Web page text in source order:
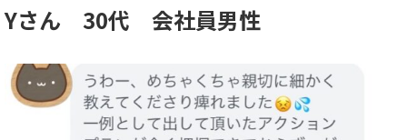
Yさん 30代 会社員男性